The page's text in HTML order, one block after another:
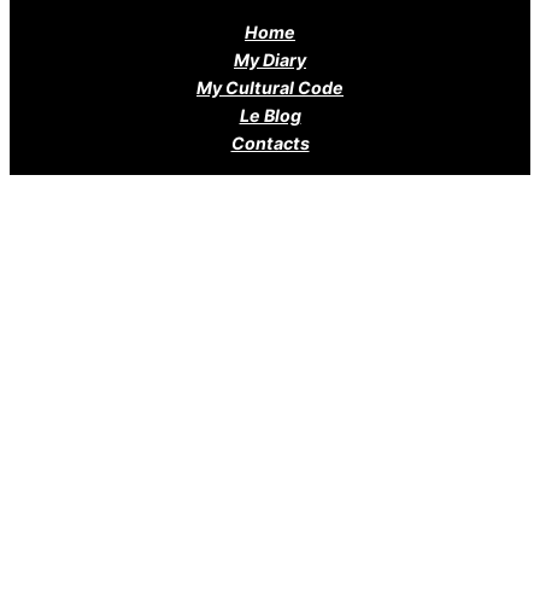
Home
My Diary
My Cultural Code
Le Blog
Contacts